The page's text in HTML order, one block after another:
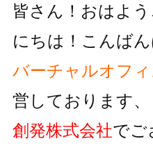
皆さん！おはよ
にちは！こんばん
バーチャルオフ
営しております、
創発株式会社でご